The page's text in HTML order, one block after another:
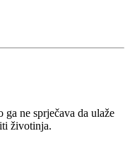
ne sprječava da ulaže
životinja.